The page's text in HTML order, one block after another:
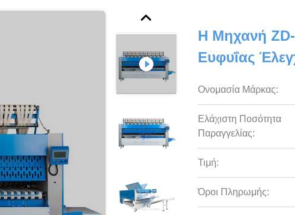
Η Μηχανή ZD-
Ευφυΐας
Ονομασία Μάρκας:
Ελάχιστη Ποσότητα
Παραγγελίας:
Τιμή:
Όροι Πληρωμής: